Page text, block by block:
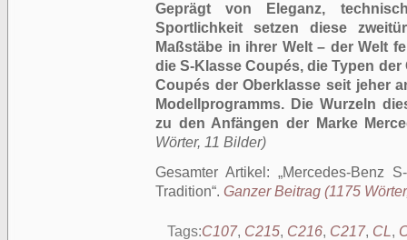
Geprägt von Eleganz,
Sportlichkeit setzen diese
Maßstäbe in ihrer Welt – der Welt
die S-Klasse Coupés, die Typen
Coupés der Oberklasse seit jeher
Modellprogramms. Die Wurzeln
zu den Anfängen der Marke
Wörter, 11 Bilder)
Gesamter Artikel:
Mercedes-Benz
Tradition . Ganzer Beitrag (1175
Tags:C107, C215, C216, C217, CL,